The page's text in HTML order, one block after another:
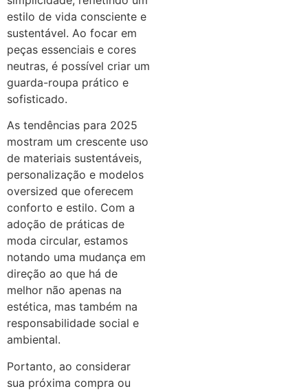
estilo de vida consciente e
sustentável. Ao focar em
peças essenciais e cores
neutras, é possível criar um
guarda-roupa prático e
sofisticado.
As tendências para 2025
mostram um crescente uso
de materiais sustentáveis,
personalização e modelos
oversized que oferecem
conforto e estilo. Com a
adoção de práticas de
moda circular, estamos
notando uma mudança em
direção ao que há de
melhor não apenas na
estética, mas também na
responsabilidade social e
ambiental.
Portanto, ao considerar
sua próxima compra ou